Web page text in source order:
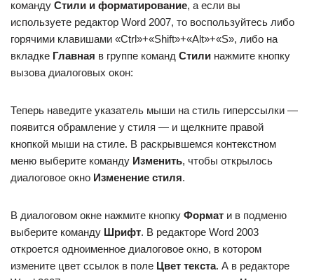
команду Стили и форматирование, а если вы
используете редактор Word 2007, то воспользуйтесь либо
горячими клавишами «Ctrl»+«Shift»+«Alt»+«S», либо на
вкладке Главная в группе команд Стили нажмите кнопку
вызова диалоговых окон:
Теперь наведите указатель мыши на стиль гиперссылки —
появится обрамление у стиля — и щелкните правой
кнопкой мыши на стиле. В раскрывшемся контекстном
меню выберите команду Изменить, чтобы открылось
диалоговое окно Изменение стиля.
В диалоговом окне нажмите кнопку Формат и в подменю
выберите команду Шрифт. В редакторе Word 2003
откроется одноименное диалоговое окно, в котором
измените цвет ссылок в поле Цвет текста. А в редакторе